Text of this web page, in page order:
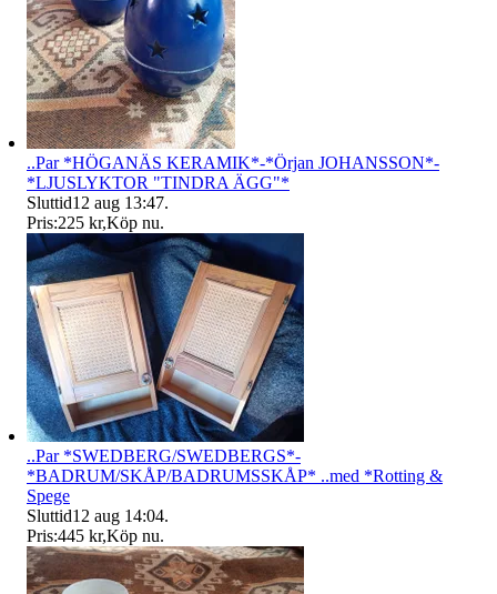
..Par *HÖGANÄS KERAMIK*-*Örjan JOHANSSON*-
*LJUSLYKTOR "TINDRA ÄGG"*
Sluttid12 aug 13:47.
Pris:225 kr,Köp nu.
..Par *SWEDBERG/SWEDBERGS*-
*BADRUM/SKÅP/BADRUMSSKÅP* ..med *Rotting &
Spege
Sluttid12 aug 14:04.
Pris:445 kr,Köp nu.